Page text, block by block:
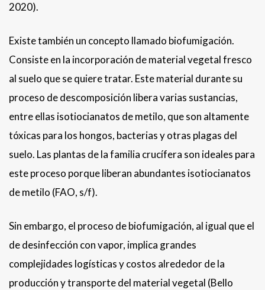
2020).
Existe también un concepto llamado biofumigación.
Consiste en la incorporación de material vegetal fresco
al suelo que se quiere tratar. Este material durante su
proceso de descomposición libera varias sustancias,
entre ellas isotiocianatos de metilo, que son altamente
tóxicas para los hongos, bacterias y otras plagas del
suelo. Las plantas de la familia crucífera son ideales para
este proceso porque liberan abundantes isotiocianatos
de metilo (FAO, s/f).
Sin embargo, el proceso de biofumigación, al igual que el
de desinfección con vapor, implica grandes
complejidades logísticas y costos alrededor de la
producción y transporte del material vegetal (Bello